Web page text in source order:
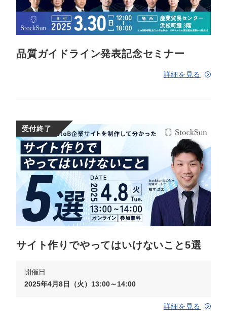
マーケマネージャー
カスタマーサクセスマネージャー
常勤監査役
品質ガイドライン発表記念セミナー
詳細を見る
受付終了
サイト作りでやってはいけないこと5選
開催日
2025年4月8日（火）13:00～14:00
詳細を見る